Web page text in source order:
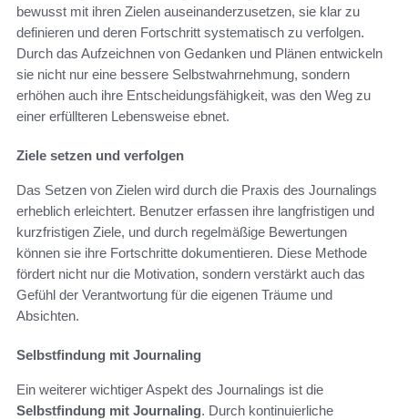
bewusst mit ihren Zielen auseinanderzusetzen, sie klar zu
definieren und deren Fortschritt systematisch zu verfolgen.
Durch das Aufzeichnen von Gedanken und Plänen entwickeln
sie nicht nur eine bessere Selbstwahrnehmung, sondern
erhöhen auch ihre Entscheidungsfähigkeit, was den Weg zu
einer erfüllteren Lebensweise ebnet.
Ziele setzen und verfolgen
Das Setzen von Zielen wird durch die Praxis des Journalings
erheblich erleichtert. Benutzer erfassen ihre langfristigen und
kurzfristigen Ziele, und durch regelmäßige Bewertungen
können sie ihre Fortschritte dokumentieren. Diese Methode
fördert nicht nur die Motivation, sondern verstärkt auch das
Gefühl der Verantwortung für die eigenen Träume und
Absichten.
Selbstfindung mit Journaling
Ein weiterer wichtiger Aspekt des Journalings ist die
Selbstfindung mit Journaling. Durch kontinuierliche